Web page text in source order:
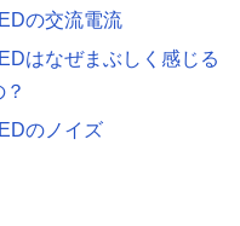
の交流電流
はなぜまぶしく感じる
？
のノイズ